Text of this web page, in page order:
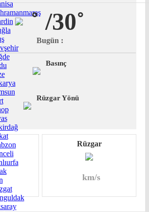
˚/30˚
Bugün :
Basınç
Rüzgar Yönü
Rüzgar
km/s